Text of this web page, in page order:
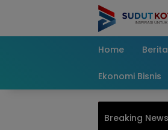
Home
Ekonomi Bisnis
Breaking News